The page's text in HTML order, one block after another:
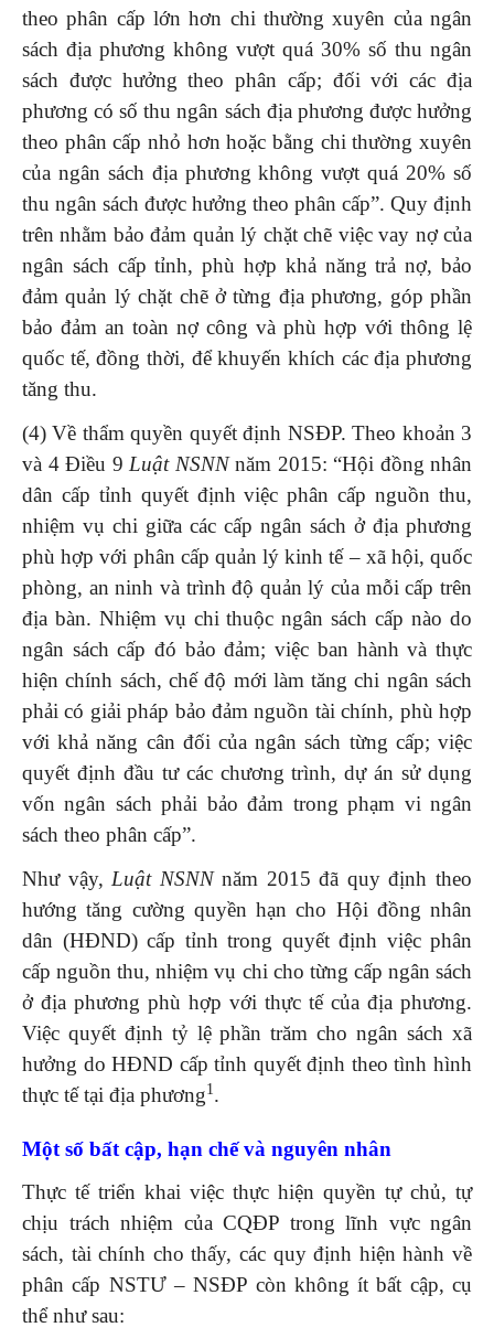
theo phân cấp lớn hơn chi thường xuyên của ngân
sách địa phương không vượt quá 30% số thu ngân
sách được hưởng theo phân cấp; đối với các địa
phương có số thu ngân sách địa phương được hưởng
theo phân cấp nhỏ hơn hoặc bằng chi thường xuyên
của ngân sách địa phương không vượt quá 20% số
thu ngân sách được hưởng theo phân cấp”. Quy định
trên nhằm bảo đảm quản lý chặt chẽ việc vay nợ của
ngân sách cấp tỉnh, phù hợp khả năng trả nợ, bảo
đảm quản lý chặt chẽ ở từng địa phương, góp phần
bảo đảm an toàn nợ công và phù hợp với thông lệ
quốc tế, đồng thời, để khuyến khích các địa phương
tăng thu.
(4) Về thẩm quyền quyết định NSĐP. Theo khoản 3
và 4 Điều 9 Luật NSNNnăm 2015: “Hội đồng nhân
dân cấp tỉnh quyết định việc phân cấp nguồn thu,
nhiệm vụ chi giữa các cấp ngân sách ở địa phương
phù hợp với phân cấp quản lý kinh tế – xã hội, quốc
phòng, an ninh và trình độ quản lý của mỗi cấp trên
địa bàn. Nhiệm vụ chi thuộc ngân sách cấp nào do
ngân sách cấp đó bảo đảm; việc ban hành và thực
hiện chính sách, chế độ mới làm tăng chi ngân sách
phải có giải pháp bảo đảm nguồn tài chính, phù hợp
với khả năng cân đối của ngân sách từng cấp; việc
quyết định đầu tư các chương trình, dự án sử dụng
vốn ngân sách phải bảo đảm trong phạm vi ngân
sách theo phân cấp”.
Như vậy, Luật NSNNnăm 2015 đã quy định theo
hướng tăng cường quyền hạn cho Hội đồng nhân
dân (HĐND) cấp tỉnh trong quyết định việc phân
cấp nguồn thu, nhiệm vụ chi cho từng cấp ngân sách
ở địa phương phù hợp với thực tế của địa phương.
Việc quyết định tỷ lệ phần trăm cho ngân sách xã
hưởng do HĐND cấp tỉnh quyết định theo tình hình
thực tế tại địa phương1 .
Một số bất cập, hạn chế và nguyên nhân
Thực tế triển khai việc thực hiện quyền tự chủ, tự
chịu trách nhiệm của CQĐP trong lĩnh vực ngân
sách, tài chính cho thấy, các quy định hiện hành về
phân cấp NSTƯ – NSĐP còn không ít bất cập, cụ
thể như sau: